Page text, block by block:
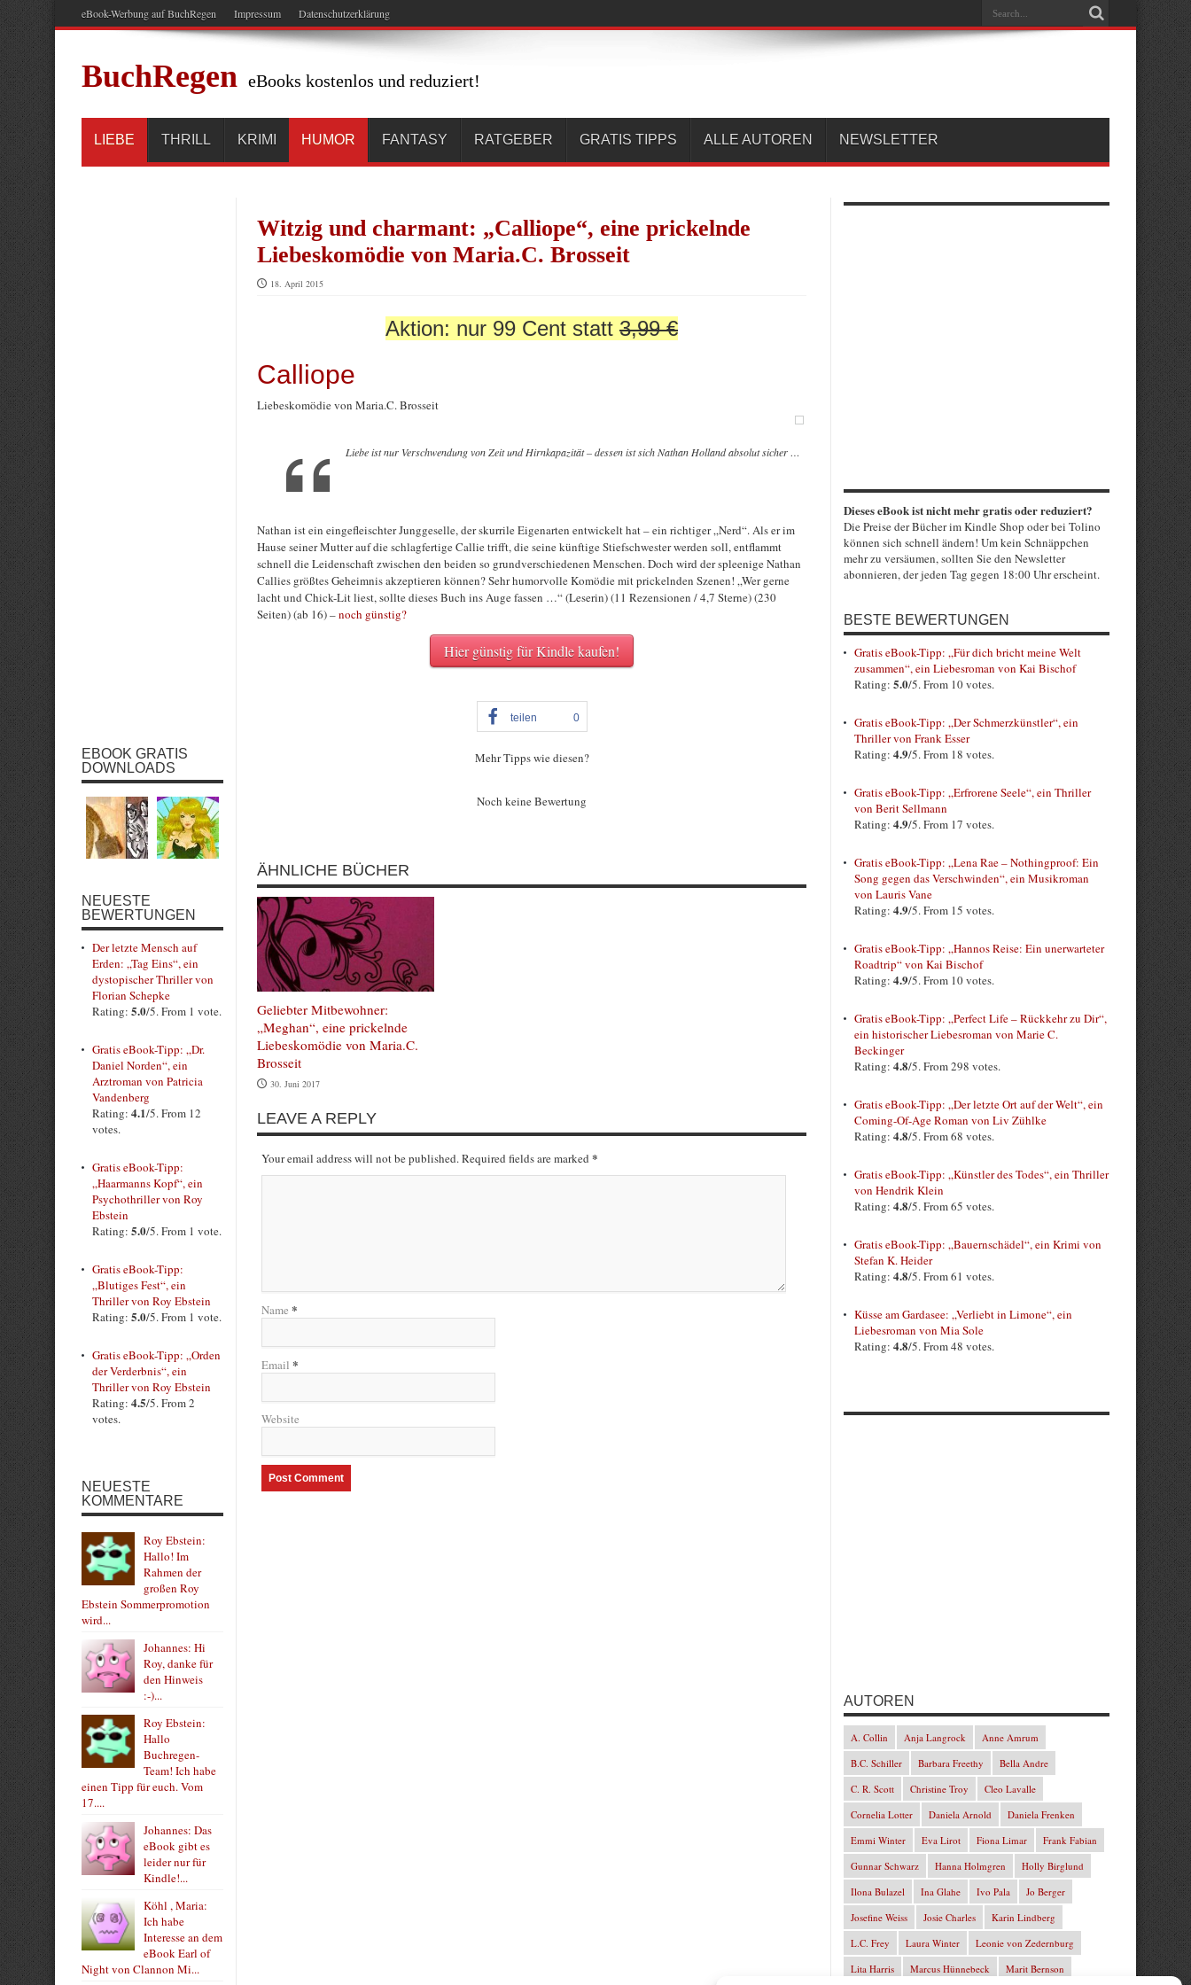
eBook-Werbung auf BuchRegen Impressum Datenschutzerklärung
BuchRegen eBooks kostenlos und reduziert!
LIEBE THRILL KRIMI HUMOR FANTASY RATGEBER GRATIS TIPPS ALLE AUTOREN NEWSLETTER
Witzig und charmant: „Calliope“, eine prickelnde
Liebeskomödie von Maria.C. Brosseit
18. April 2015
Aktion: nur 99 Cent statt 3,99 €
Calliope
Liebeskomödie von Maria.C. Brosseit
Liebe ist nur Verschwendung von Zeit und Hirnkapazität – dessen ist sich Nathan Holland absolut sicher …
Nathan ist ein eingefleischter Junggeselle, der skurrile Eigenarten entwickelt hat – ein richtiger „Nerd“. Als er im
Hause seiner Mutter auf die schlagfertige Callie trifft, die seine künftige Stiefschwester werden soll, entflammt
schnell die Leidenschaft zwischen den beiden so grundverschiedenen Menschen. Doch wird der spleenige Nathan
Callies größtes Geheimnis akzeptieren können? Sehr humorvolle Komödie mit prickelnden Szenen! „Wer gerne
lacht und Chick-Lit liest, sollte dieses Buch ins Auge fassen …“ (Leserin) (11 Rezensionen / 4,7 Sterne) (230
Seiten) (ab 16) –noch günstig?
Hier günstig für Kindle kaufen!
teilen 0
Mehr Tipps wie diesen?
Noch keine Bewertung
ÄHNLICHE BÜCHER
Geliebter Mitbewohner:
„Meghan“, eine prickelnde
Liebeskomödie von Maria.C.
Brosseit
30. Juni 2017
LEAVE A REPLY
Your email address will not be published. Required fields are marked *
Name *
Email *
Website
EBOOK GRATIS
DOWNLOADS
NEUESTE
BEWERTUNGEN
Der letzte Mensch auf
Erden: „Tag Eins“, ein
dystopischer Thriller von
Florian Schepke
Rating: 5.0/5. From 1 vote.
Gratis eBook-Tipp: „Dr.
Daniel Norden“, ein
Arztroman von Patricia
Vandenberg
Rating: 4.1/5. From 12
votes.
Gratis eBook-Tipp:
„Haarmanns Kopf“, ein
Psychothriller von Roy
Ebstein
Rating: 5.0/5. From 1 vote.
Gratis eBook-Tipp:
„Blutiges Fest“, ein
Thriller von Roy Ebstein
Rating: 5.0/5. From 1 vote.
Gratis eBook-Tipp: „Orden
der Verderbnis“, ein
Thriller von Roy Ebstein
Rating: 4.5/5. From 2
votes.
NEUESTE
KOMMENTARE
Roy Ebstein:
Hallo! Im
Rahmen der
großen Roy
Ebstein Sommerpromotion
wird...
Johannes: Hi
Roy, danke für
den Hinweis
:-)...
Roy Ebstein:
Hallo
Buchregen-
Team! Ich habe
einen Tipp für euch. Vom
17....
Johannes: Das
eBook gibt es
leider nur für
Kindle!...
Köhl , Maria:
Ich habe
Interesse an dem
eBook Earl of
Night von Clannon Mi...
Dieses eBook ist nicht mehr gratis oder reduziert?
Die Preise der Bücher im Kindle Shop oder bei Tolino
können sich schnell ändern! Um kein Schnäppchen
mehr zu versäumen, sollten Sie den Newsletter
abonnieren, der jeden Tag gegen 18:00 Uhr erscheint.
BESTE BEWERTUNGEN
Gratis eBook-Tipp: „Für dich bricht meine Welt
zusammen“, ein Liebesroman von Kai Bischof
Rating: 5.0/5. From 10 votes.
Gratis eBook-Tipp: „Der Schmerzkünstler“, ein
Thriller von Frank Esser
Rating: 4.9/5. From 18 votes.
Gratis eBook-Tipp: „Erfrorene Seele“, ein Thriller
von Berit Sellmann
Rating: 4.9/5. From 17 votes.
Gratis eBook-Tipp: „Lena Rae – Nothingproof: Ein
Song gegen das Verschwinden“, ein Musikroman
von Lauris Vane
Rating: 4.9/5. From 15 votes.
Gratis eBook-Tipp: „Hannos Reise: Ein unerwarteter
Roadtrip“ von Kai Bischof
Rating: 4.9/5. From 10 votes.
Gratis eBook-Tipp: „Perfect Life – Rückkehr zu Dir“,
ein historischer Liebesroman von Marie C.
Beckinger
Rating: 4.8/5. From 298 votes.
Gratis eBook-Tipp: „Der letzte Ort auf der Welt“, ein
Coming-Of-Age Roman von Liv Zühlke
Rating: 4.8/5. From 68 votes.
Gratis eBook-Tipp: „Künstler des Todes“, ein Thriller
von Hendrik Klein
Rating: 4.8/5. From 65 votes.
Gratis eBook-Tipp: „Bauernschädel“, ein Krimi von
Stefan K. Heider
Rating: 4.8/5. From 61 votes.
Küsse am Gardasee: „Verliebt in Limone“, ein
Liebesroman von Mia Sole
Rating: 4.8/5. From 48 votes.
AUTOREN
A. Collin Anja Langrock
Anne Amrum
B.C. Schiller
Barbara Freethy
Bella Andre
C. R. Scott
Christine Troy
Cleo Lavalle
Cornelia Lotter
Daniela Arnold
Daniela Frenken
Emmi Winter
Eva Lirot Fiona Limar
Frank Fabian
Gunnar Schwarz
Hanna Holmgren
Holly Birglund
Ilona Bulazel
Ina Glahe Ivo Pala
Jo Berger
Josefine Weiss
Josie Charles
Karin Lindberg
L.C. Frey
Laura Winter
Leonie von Zedernburg
Lita Harris
Marcus Hünnebeck Marit Bernson